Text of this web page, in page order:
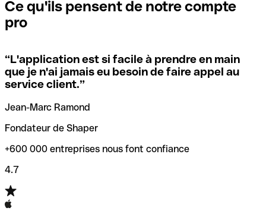
signifie que vous avez le code de l'une des succursales
locales.
Si vous n'êtes pas sûr du code SWIFT que vous devriez
utiliser, nous avons développé un outil de recherche de
codes SWIFT par nom de banque.
vérification/recherche de codes SWIFT. Ainsi, vous pouvez
trouver et vérifier vos codes SWIFT avant de réaliser vos
transferts d’argent.
Ce qu'ils pensent de notre compte
pro
“L'application est si facile à prendre en main
que je n'ai jamais eu besoin de faire appel au
service client.”
Jean-Marc Ramond
Fondateur de Shaper
+600 000 entreprises nous font confiance
4.7